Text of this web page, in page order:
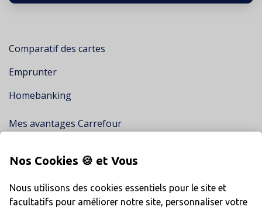
Comparatif des cartes
Emprunter
Homebanking
Mes avantages Carrefour
A propos de Carrefour Finance
Nos Cookies 🍪 et Vous
Nous utilisons des cookies essentiels pour le site et
facultatifs pour améliorer notre site, personnaliser votre